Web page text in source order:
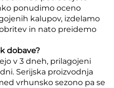
ponudimo oceno
kalupov, izdelamo
in nato preidemo
dobave?
v 3 dneh, prilagojeni
Serijska proizvodnja
vrhunsko sezono pa se